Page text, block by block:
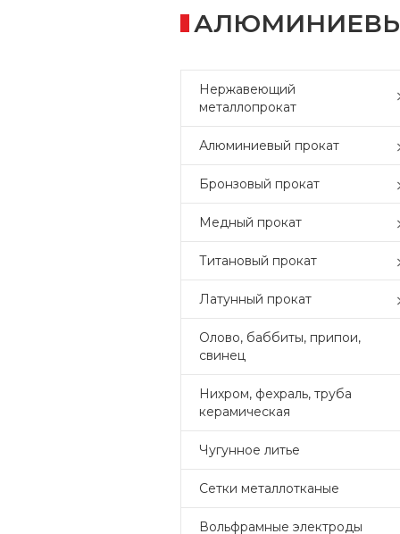
Нержавеющий
металлопрокат
Алюминиевый прокат
Бронзовый прокат
Медный прокат
Титановый прокат
Латунный прокат
Олово, баббиты, припои,
свинец
Нихром, фехраль, труба
керамическая
Чугунное литье
Сетки металлотканые
Вольфрамные электроды